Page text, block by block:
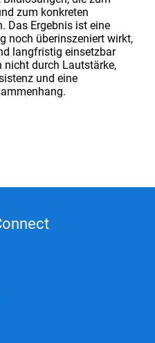
zum konkreten
Das Ergebnis ist eine
noch überinszeniert wirkt,
langfristig einsetzbar
nicht durch Lautstärke,
und eine